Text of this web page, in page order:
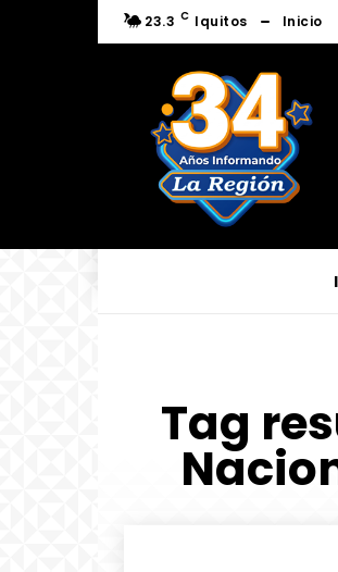
23.3 C Iquitos Inicio
Tag